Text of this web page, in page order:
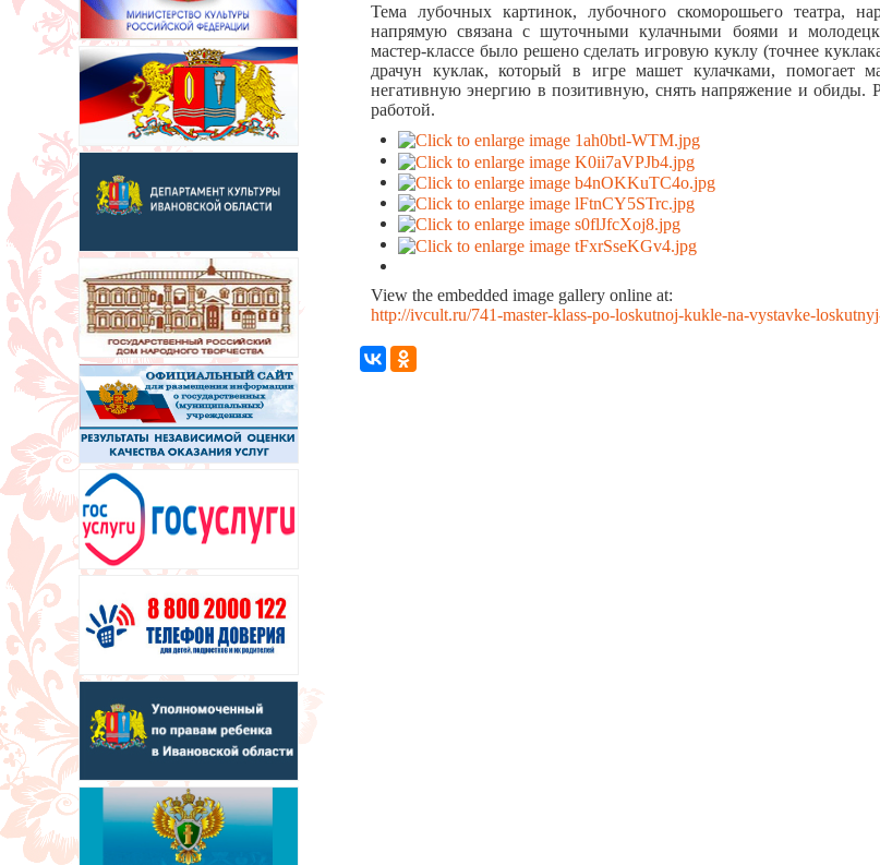
Тема лубочных картинок, лубочного скоморошьего театра,
напрямую связана с шуточными кулачными боями и
мастер-классе было решено сделать игровую куклу (точнее
драчун куклак, который в игре машет кулачками, помогает
негативную энергию в позитивную, снять напряжение и обиды.
работой.
View the embedded image gallery online at:
http://ivcult.ru/741-master-klass-po-loskutnoj-kukle-na-vystavke-